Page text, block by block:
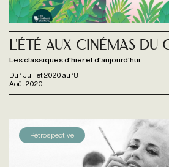
Du 1 Juillet 2020 au 18
Août 2020
L'été aux Cinémas du
Les classiques d'hier et d'aujourd'hui
Rétrospective